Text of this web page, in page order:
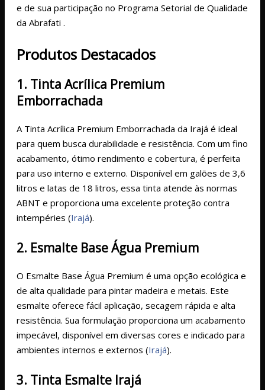
e de sua participação no Programa Setorial de Qualidade
da Abrafati​ .
Produtos Destacados
1. Tinta Acrílica Premium
Emborrachada
A Tinta Acrílica Premium Emborrachada da Irajá é ideal
para quem busca durabilidade e resistência. Com um fino
acabamento, ótimo rendimento e cobertura, é perfeita
para uso interno e externo. Disponível em galões de 3,6
litros e latas de 18 litros, essa tinta atende às normas
ABNT e proporciona uma excelente proteção contra
intempéries​ (Irajá)​.
2. Esmalte Base Água Premium
O Esmalte Base Água Premium é uma opção ecológica e
de alta qualidade para pintar madeira e metais. Este
esmalte oferece fácil aplicação, secagem rápida e alta
resistência. Sua formulação proporciona um acabamento
impecável, disponível em diversas cores e indicado para
ambientes internos e externos​ (Irajá)​.
3. Tinta Esmalte Irajá